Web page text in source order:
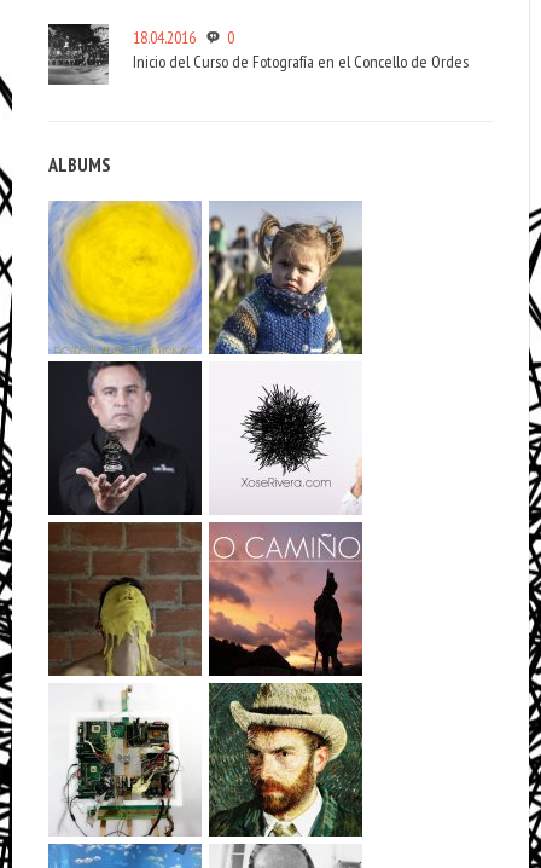
18.04.2016
0
Inicio del Curso de Fotografía en el Concello de Ordes
ALBUMS